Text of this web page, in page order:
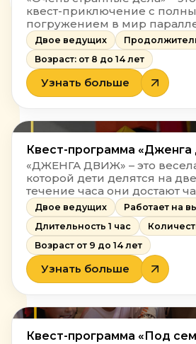
квест-приключение с
погружением в мир
реальности. Вместе с
участники пройдут пять
локаций: от загадочного
таинственной лаборатории
комнаты.
Двое ведущих
Возраст: от 8 до 14 лет
Узнать больше
Квест-программа
«ДЖЕНГА ДВИЖ» – это
которой дети делятся на
течение часа они достают
каждая несет в себе не
интересную задачу,
открывает путь к
исполненную задачу дети
которые в конце смогут
из подарков, чем лучше
задание, тем больше фишек
чем больше фишек, тем
Готовы бросить вызов?
Двое ведущих
Работает на
Длительность 1 час
Возраст от 9 до 14 лет
Узнать больше
Квест-программа «Под